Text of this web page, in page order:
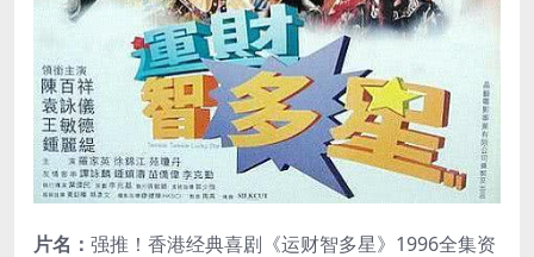
片名： 强推！香港经典喜剧《运财智多星》1996全集资